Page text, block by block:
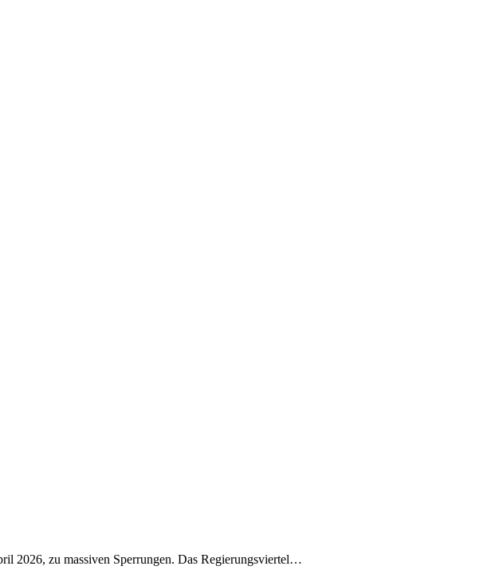
2026, zu massiven Sperrungen. Das Regierungsviertel…